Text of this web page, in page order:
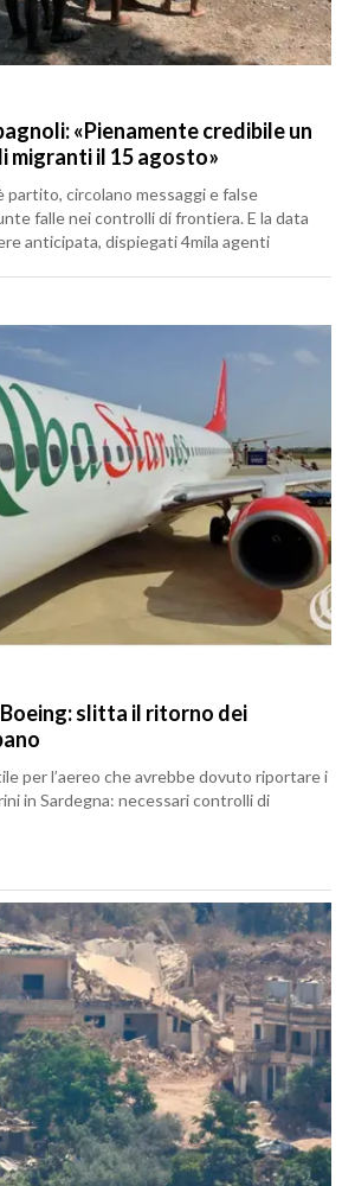
«Pienamente credibile un
migranti il 15 agosto»
partito, circolano messaggi e false
falle nei controlli di frontiera. E la data
anticipata, dispiegati 4mila agenti
slitta il ritorno dei
per l’aereo che avrebbe dovuto riportare i
in Sardegna: necessari controlli di